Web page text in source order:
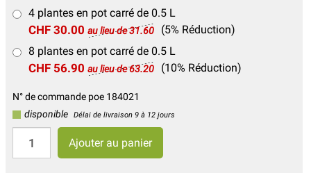
4 plantes en pot carré de 0.5 L
CHF 30.00 au lieu de 31.60
(5% Réduction)
8 plantes en pot carré de 0.5 L
CHF 56.90 au lieu de 63.20 (10% Réduction)
N° de commande poe 184021
disponible
Délai de livraison 9 à 12 jours